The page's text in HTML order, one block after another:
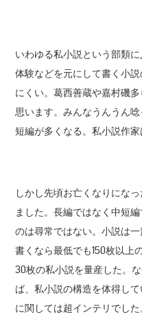
いわゆる私小説という部類
体験などを元にして書く小
にくい。葛西善蔵や嘉村磯
思います。みんなうんうん
短編が多くなる。私小説作家
しかし先頃お亡くなりにな
ました。長編ではなく中短
のは尋常ではない。小説は
書くなら最低でも150枚以上
30枚の私小説を量産した。
ば、私小説の構造を体得し
に関しては超インテリでした